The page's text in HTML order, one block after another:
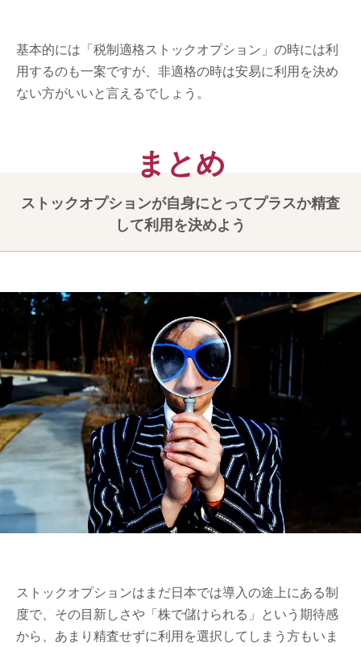
基本的には「税制適格ストックオプション」の時には利
用するのも一案ですが、非適格の時は安易に利用を決め
ない方がいいと言えるでしょう。
ストックオプションが自身にとってプラスか精査
して利用を決めよう
ストックオプションはまだ日本では導入の途上にある制
度で、その目新しさや「株で儲けられる」という期待感
から、あまり精査せずに利用を選択してしまう方もいま